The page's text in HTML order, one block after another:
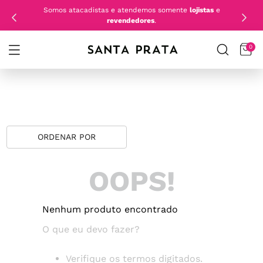
Somos atacadistas e atendemos somente lojistase
revendedores.
0
OOPS!
Nenhum produto encontrado
O que eu devo fazer?
Verifique os termos digitados.